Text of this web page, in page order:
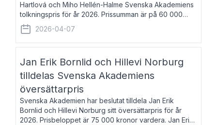
Hartlová och Miho Hellén-Halme Svenska Akademiens
tolkningspris för år 2026. Prissumman är på 60 000
kronor var. Dagmar Hartlová, född 1951, översätter
huvudsakligen från svenska till tjeckiska
2026-04-07
Jan Erik Bornlid och Hillevi Norburg
tilldelas Svenska Akademiens
översättarpris
Svenska Akademien har beslutat tilldela Jan Erik
Bornlid och Hillevi Norburg sitt översättarpris för år
2026. Prisbeloppet är 75 000 kronor vardera. Jan Erik